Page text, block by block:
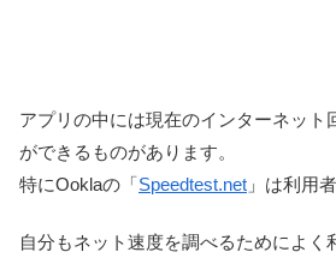
アプリの中には現在のインターネット
ができるものがあります。
特にOoklaの「Speedtest.net 」は利用
自分もネット速度を調べるためによく